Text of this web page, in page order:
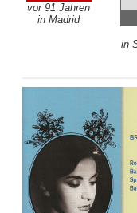
vor 91 Jahren
in Madrid
in